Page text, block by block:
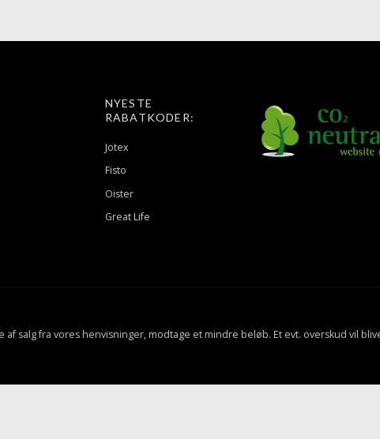
NYESTE
RABATKODER:
Jotex
Fisto
Oister
Great Life
salg fra vores henvisninger, modtage et mindre beløb. Et evt. overskud vil